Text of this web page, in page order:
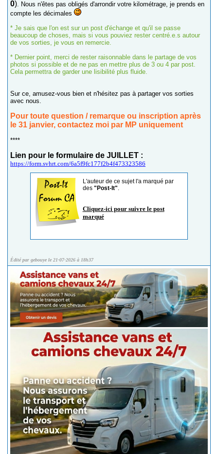
0). Nous n'êtes pas obligés d'arrondir votre kilométrage, je prends en
compte les décimales
* Je sais que l'on est sur un post d'échange et qu'il se passe
beaucoup de choses, mais si vous pouviez rester centré.e.s autour
de vos sorties, je vous en remercie.
* Dernier point, merci de rester raisonnable dans le partage de vos
photos si possible et de ne pas en mettre plus de 3 ou 4 par post.
Cela permettra de garder une lisibilité plus fluide.
Sur ce, amusez-vous bien et n'hésitez pas à partager vos sorties
avec nous.
Pour toute question / remarque ou inscription après
le 31 janvier, contactez moi par MP uniquement
****
Lien pour le formulaire de JUILLET :
https://form.svhrt.com/6a5f9fc177f2b4f473323586
L'auteur de ce sujet l'a marqué par
des "Post-It".
Cliquez-ici pour suivre le post
marqué
Édité par gebouye le 21-07-2026 à 18h37